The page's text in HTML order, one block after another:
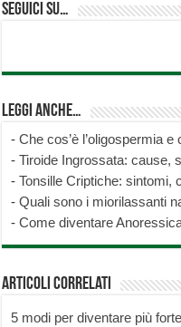
Seguici su…
Leggi anche…
-Che cos’è l’oligospermia
-Tiroide Ingrossata: cause,
-Tonsille Criptiche: sintomi,
-Quali sono i miorilassanti
-Come diventare
Articoli correlati
5 modi per diventare più